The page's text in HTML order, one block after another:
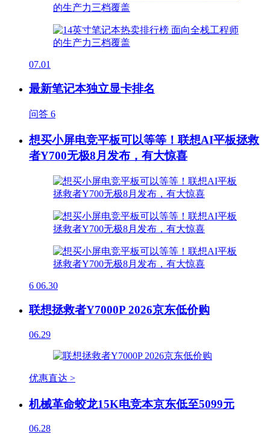
07.01
最新笔记本独立显卡排名
问答 6
想买小屏电竞平板可以等等！联想AI平板拯救
者Y700无极8月发布，有大惊喜
6 06.30
联想拯救者Y7000P 2026京东低价购
06.29
优惠直达 >
机械革命蛟龙15K电竞本京东低至5099元
06.28